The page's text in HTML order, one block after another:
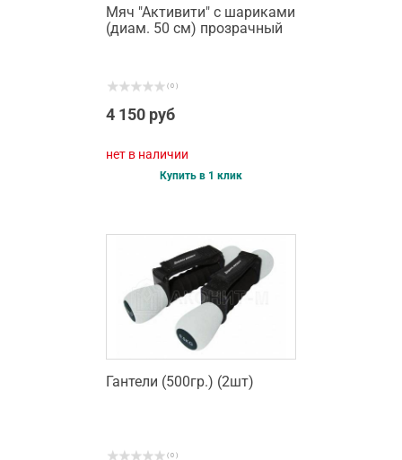
Мяч "Активити" с шариками
(диам. 50 см) прозрачный
( 0 )
4 150 руб
нет в наличии
Купить в 1 клик
Гантели (500гр.) (2шт)
( 0 )